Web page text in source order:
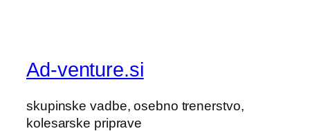
Ad-venture.si
skupinske vadbe, osebno trenerstvo,
kolesarske priprave